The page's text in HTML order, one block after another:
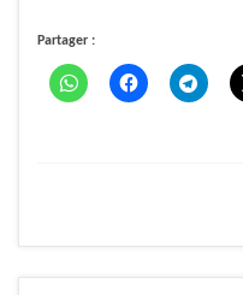
Partager :